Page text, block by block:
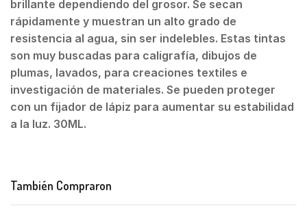
brillante dependiendo del grosor. Se secan
rápidamente y muestran un alto grado de
resistencia al agua, sin ser indelebles. Estas tintas
son muy buscadas para caligrafía, dibujos de
plumas, lavados, para creaciones textiles e
investigación de materiales. Se pueden proteger
con un fijador de lápiz para aumentar su estabilidad
a la luz. 30ML.
También Compraron